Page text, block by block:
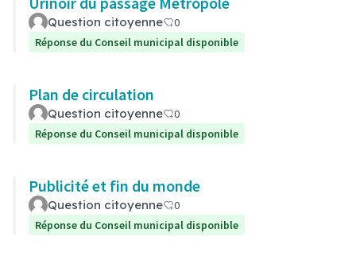
Question citoyenne
0
Réponse du Conseil municipal disponible
Plan de circulation
Question citoyenne
0
Réponse du Conseil municipal disponible
Publicité et fin du monde
Question citoyenne
0
Réponse du Conseil municipal disponible